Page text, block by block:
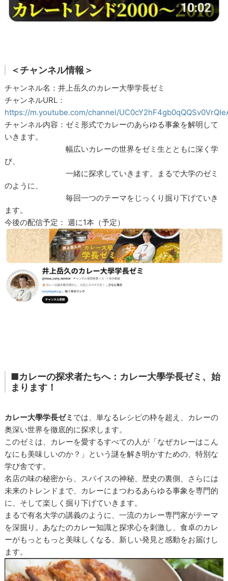
＜チャンネル情報＞
チャンネル名：井上岳久のカレー大學学長ゼミ
チャンネルURL：
https://m.youtube.com/channel/
チャンネル内容：ゼミ形式でカレーのあらゆる事象を解明して
いきます。
幅広いカレーの世界をゼミ生とともに深く学
び、
一緒に探求していきます。まるで大学のゼミ
のように、
毎回一つのテーマをじっくり掘り下げていき
ます。
今後の配信予定： 週に1本（予定）
■カレーの探求者たちへ：カレー大學学長ゼミ、始
まります！
カレー大學学長ゼミ では、単なるレシピの枠を超え、カレーの
奥深い世界を徹底的に探求します。
このゼミは、カレーを愛するすべての人が「なぜカレーはこん
なにも美味しいのか？」という謎を解き明かすための、特別な
学び舎です。
名店の味の秘密から、スパイスの神秘、歴史の裏側、さらには
未来のトレンドまで、カレーにまつわるあらゆる事象を専門的
に、そして楽しく掘り下げていきます。
まるで有名大学の講義のように、一流のカレー専門家がテーマ
を深掘り。あなたのカレー知識と探求心を刺激し、食卓のカレ
ーがもっともっと美味しくなる、新しい発見と感動をお届けし
ます。